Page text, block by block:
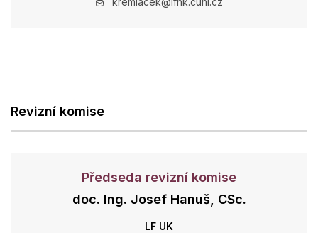
Revizní komise
Předseda revizní komise
doc. Ing. Josef Hanuš, CSc.
LF UK